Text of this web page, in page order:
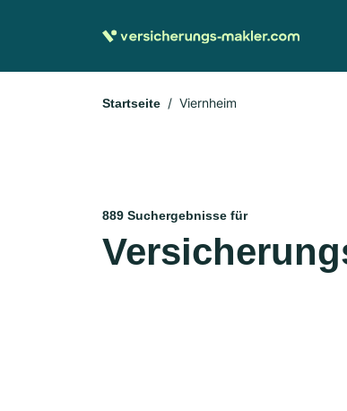
Startseite Viernheim
889 Suchergebnisse für